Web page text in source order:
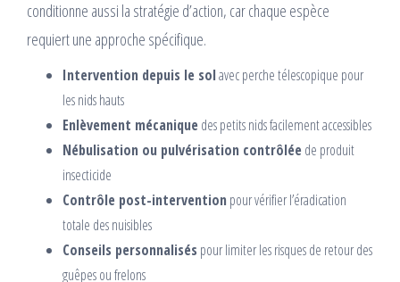
conditionne aussi la stratégie d’action, car chaque espèce
requiert une approche spécifique.
Intervention depuis le solavec perche télescopique pour
les nids hauts
Enlèvement mécanique des petits nids facilement accessibles
Nébulisation ou pulvérisation contrôlée de produit
insecticide
Contrôle post-intervention pour vérifier l’éradication
totale des nuisibles
Conseils personnalisés pour limiter les risques de retour des
guêpes ou frelons